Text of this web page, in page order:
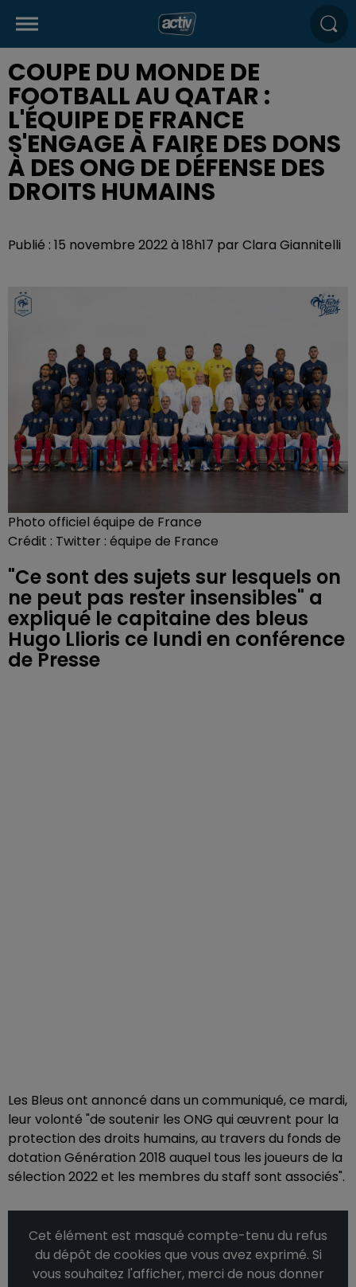
COUPE DU MONDE DE
FOOTBALL AU QATAR :
L'ÉQUIPE DE FRANCE
S'ENGAGE À FAIRE DES DONS
À DES ONG DE DÉFENSE DES
DROITS HUMAINS
Publié : 15 novembre 2022 à 18h17 par Clara Giannitelli
Photo officiel équipe de France
Crédit : Twitter : équipe de France
"Ce sont des sujets sur lesquels on
ne peut pas rester insensibles" a
expliqué le capitaine des bleus
Hugo Llioris ce lundi en conférence
de Presse
Les Bleus ont annoncé dans un communiqué, ce mardi,
leur volonté "de soutenir les ONG qui œuvrent pour la
protection des droits humains, au travers du fonds de
dotation Génération 2018 auquel tous les joueurs de la
sélection 2022 et les membres du staff sont associés".
Cet élément est masqué compte-tenu du refus
du dépôt de cookies que vous avez exprimé. Si
vous souhaitez l'afficher, merci de nous donner